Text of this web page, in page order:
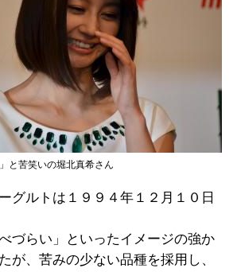
と苦笑いの堀北真希さん
グルトは１９９４年１２月１０日
づらい」といったイメージの強か
が、苦みの少ない品種を採用し、